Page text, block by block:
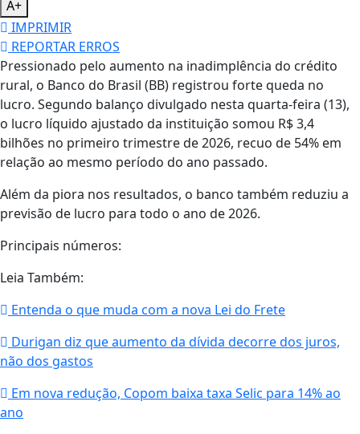
A+
IMPRIMIR
REPORTAR ERROS
Pressionado pelo aumento na inadimplência do crédito
rural, o Banco do Brasil (BB) registrou forte queda no
lucro. Segundo balanço divulgado nesta quarta-feira (13),
o lucro líquido ajustado da instituição somou R$ 3,4
bilhões no primeiro trimestre de 2026, recuo de 54% em
relação ao mesmo período do ano passado.
Além da piora nos resultados, o banco também reduziu a
previsão de lucro para todo o ano de 2026.
Principais números:
Leia Também:
Entenda o que muda com a nova Lei do Frete
Durigan diz que aumento da dívida decorre dos juros,
não dos gastos
Em nova redução, Copom baixa taxa Selic para 14% ao
ano